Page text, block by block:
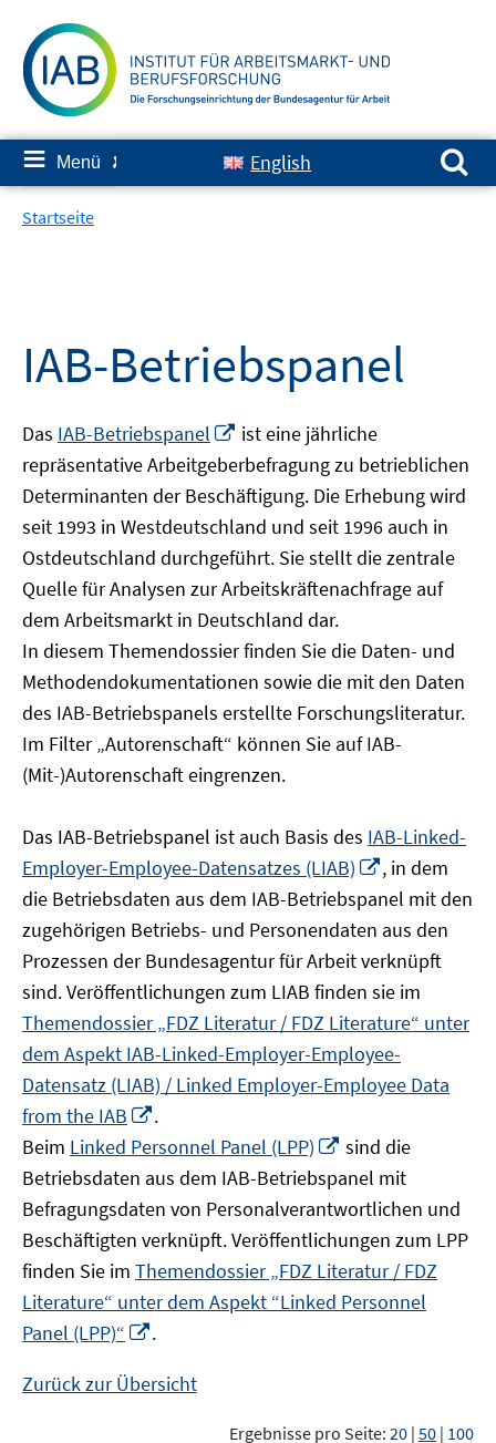
zum
Inhalt
≡ Menü ✘ English
Suchen nach:
Startseite
IAB-Betriebspanel
Das IAB-Betriebspanel
In
neuem
Fenster
öffnen
ist eine jährliche
repräsentative Arbeitgeberbefragung zu betrieblichen
Determinanten der Beschäftigung. Die Erhebung wird
seit 1993 in Westdeutschland und seit 1996 auch in
Ostdeutschland durchgeführt. Sie stellt die zentrale
Quelle für Analysen zur Arbeitskräftenachfrage auf
dem Arbeitsmarkt in Deutschland dar.
In diesem Themendossier finden Sie die Daten- und
Methodendokumentationen sowie die mit den Daten
des IAB-Betriebspanels erstellte Forschungsliteratur.
Im Filter „Autorenschaft“ können Sie auf IAB-
(Mit-)Autorenschaft eingrenzen.
Das IAB-Betriebspanel ist auch Basis des IAB-Linked-
Employer-Employee-Datensatzes (LIAB)
In
neuem
Fenster
öffnen
, in dem
die Betriebsdaten aus dem IAB-Betriebspanel mit den
zugehörigen Betriebs- und Personendaten aus den
Prozessen der Bundesagentur für Arbeit verknüpft
sind. Veröffentlichungen zum LIAB finden sie im
Themendossier „FDZ Literatur / FDZ Literature“ unter
dem Aspekt IAB-Linked-Employer-Employee-
Datensatz (LIAB) / Linked Employer-Employee Data
from the IAB
neuem
Fenster
öffnen
.
Beim Linked Personnel Panel (LPP)
In
neuem
Fenster
öffnen
sind die
Betriebsdaten aus dem IAB-Betriebspanel mit
Befragungsdaten von Personalverantwortlichen und
Beschäftigten verknüpft. Veröffentlichungen zum LPP
finden Sie im Themendossier „FDZ Literatur / FDZ
Literature“ unter dem Aspekt “Linked Personnel
Panel (LPP)“
Fenster
.
Zurück zur Übersicht
Ergebnisse pro Seite: 20 | 50 | 100